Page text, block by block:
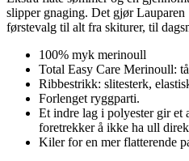
slipper gnaging. Det gjør
førstevalg til alt fra skiturer, til
100% myk merinoull
Total Easy Care Merinoull:
Ribbestrikk: slitesterk,
Forlenget ryggparti.
Et indre lag i polyester gir et
foretrekker å ikke ha ull
Kiler for en mer flatterende